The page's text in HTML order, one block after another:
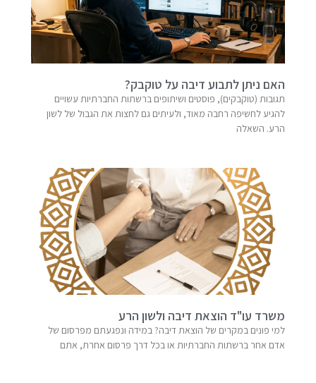
האם ניתן לתבוע דיבה על טוקבק?
תגובות (טוקבקים), פוסטים ושיתופים ברשתות החברתיות עשויים
להגיע לחשיפה רחבה מאוד, ולעיתים גם לחצות את הגבול של לשון
הרע. השאלה
משרד עו"ד הוצאת דיבה ולשון הרע
למי פונים במקרים של הוצאת דיבה? במידה ונפגעתם מפרסום של
אדם אחר ברשתות החברתיות או בכל דרך פרסום אחרת, אתם